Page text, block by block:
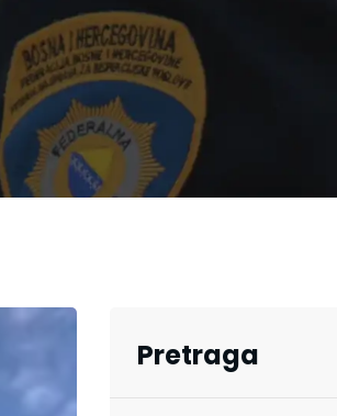
Pretraga